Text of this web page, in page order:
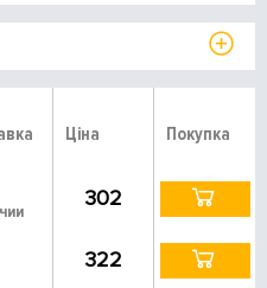
Ціна Покупка
302
322